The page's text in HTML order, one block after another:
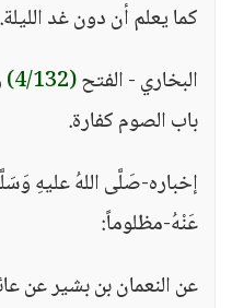
كما يعلم أن دون غد الليلة.
البخاري - الفتح(4/132)
باب الصوم كفارة.
إخباره-صَلَّى اللهُ عليهِ
عَنْهُ-مظلوماً:
عن النعمان بن بشير عن